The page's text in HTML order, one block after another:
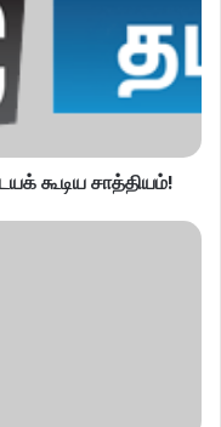
கூடிய சாத்தியம்!